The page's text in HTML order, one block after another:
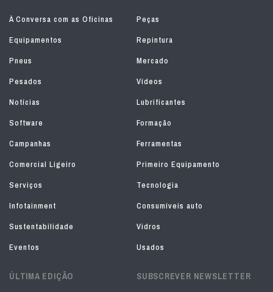
À Conversa com as Oficinas
Peças
Equipamentos
Repintura
Pneus
Mercado
Pesados
Vídeos
Notícias
Lubrificantes
Software
Formação
Campanhas
Ferramentas
Comercial Ligeiro
Primeiro Equipamento
Serviços
Tecnologia
Infotainment
Consumíveis auto
Sustentabilidade
Vidros
Eventos
Usados
ÚLTIMA EDIÇÃO SUBSCREVER NEWSLETTER